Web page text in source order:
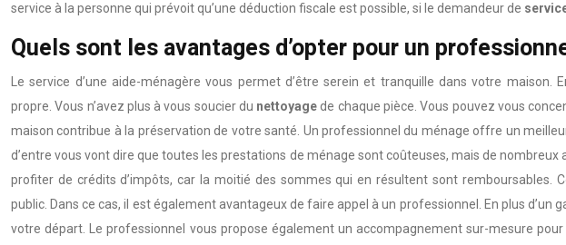
service à la personne qui prévoit qu’une déduction fiscale est possible, si le demandeur de
Quels sont les avantages d’opter pour un
Le service d’une aide-ménagère vous permet d’être serein et tranquille dans votre
propre. Vous n’avez plus à vous soucier du nettoyage de chaque pièce. Vous pouvez vous
maison contribue à la préservation de votre santé. Un professionnel du ménage offre un
d’entre vous vont dire que toutes les prestations de ménage sont coûteuses, mais de
profiter de crédits d’impôts, car la moitié des sommes qui en résultent sont
public. Dans ce cas, il est également avantageux de faire appel à un professionnel. En plus
votre départ. Le professionnel vous propose également un accompagnement sur-mesure